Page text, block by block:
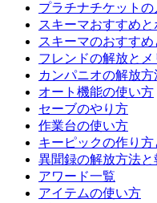
プラチナチケット
スキーマおすすめ
スキーマのおすす
フレンドの解放とメ
カンパニオの解放方
オート機能の使い方
セーブのやり方
作業台の使い方
キーピックの作り
異聞録の解放方法と
アワード一覧
アイテムの使い方